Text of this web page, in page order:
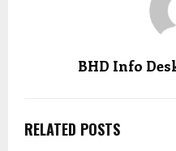
BHD Info
RELATED POSTS